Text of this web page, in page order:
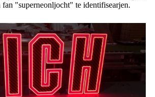
fan "superneonljocht" te identifisearjen.